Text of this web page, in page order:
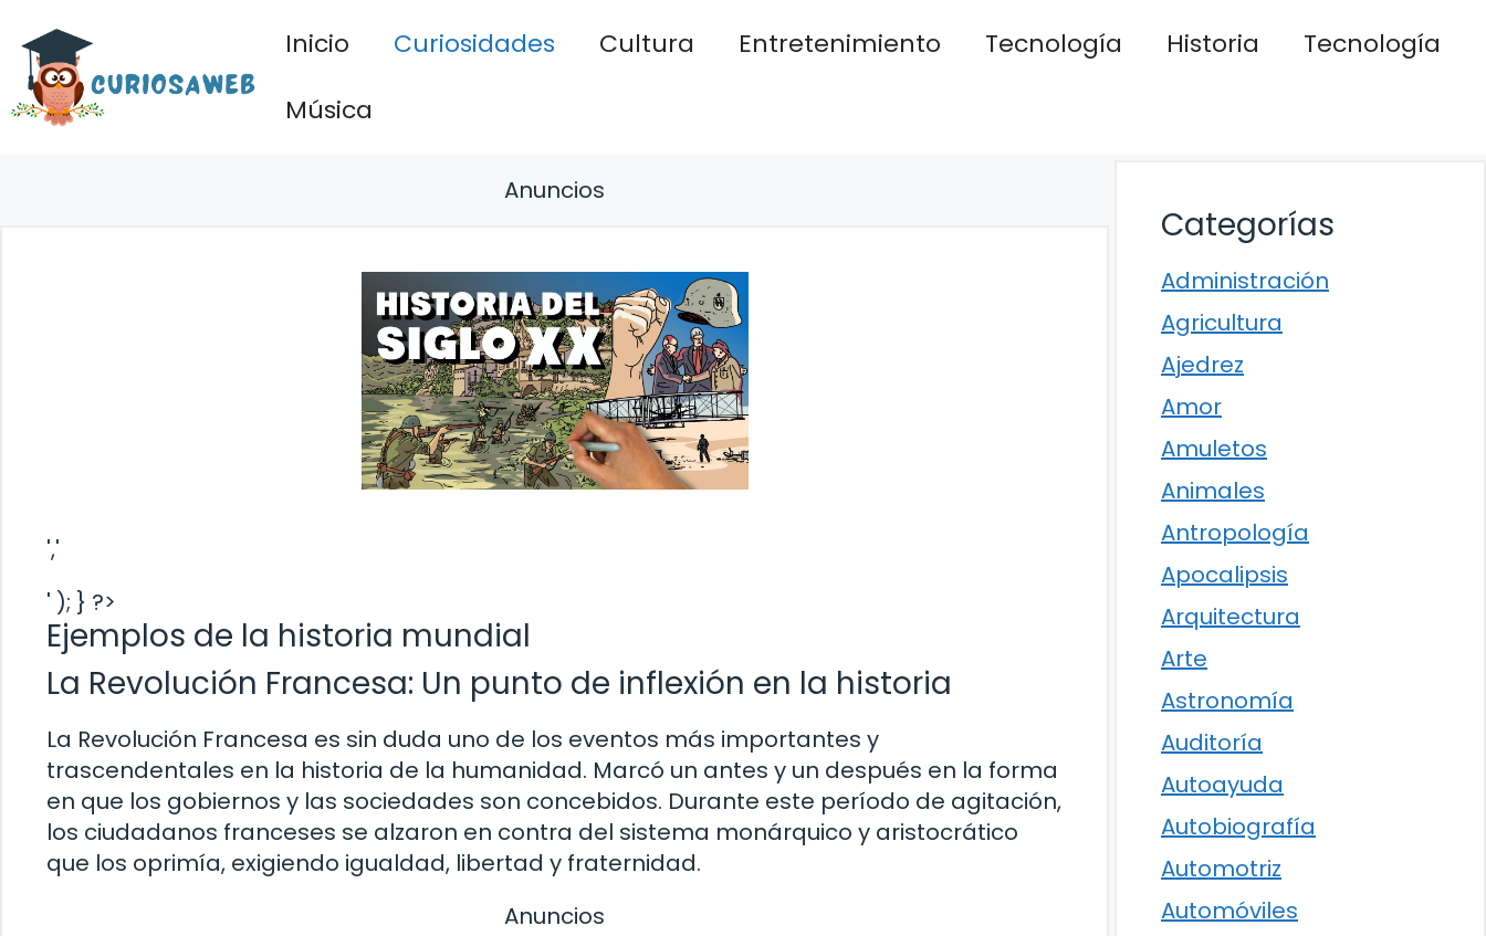
contenido
Inicio Curiosidades Cultura Entretenimiento Tecnología Historia
Tecnología
Música
Anuncios
','
' ); } ?>
Ejemplos de la historia mundial
La Revolución Francesa: Un punto de inflexión en la historia
La Revolución Francesa es sin duda uno de los eventos más importantes y
trascendentales en la historia de la humanidad. Marcó un antes y un después en la forma
en que los gobiernos y las sociedades son concebidos. Durante este período de agitación,
los ciudadanos franceses se alzaron en contra del sistema monárquico y aristocrático
que los oprimía, exigiendo igualdad, libertad y fraternidad.
Anuncios
Categorías
Administración
Agricultura
Ajedrez
Amor
Amuletos
Animales
Antropología
Apocalipsis
Arquitectura
Arte
Astronomía
Auditoría
Autoayuda
Autobiografía
Automotriz
Automóviles